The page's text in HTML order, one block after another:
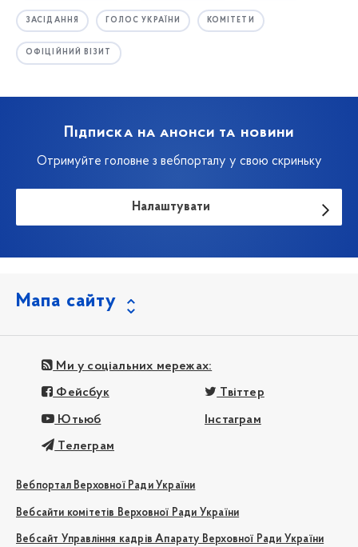
ЗАСІДАННЯ ГОЛОС УКРАЇНИ КОМІТЕТИ
ОФІЦІЙНИЙ ВІЗИТ
Підписка на анонси та новини
Отримуйте головне з вебпорталу у свою скриньку
Налаштувати
Мапа сайту
Ми у соціальних мережах:
Фейсбук Твіттер
Ютьюб Інстаграм
Телеграм
Вебпортал Верховної Ради України
Вебсайти комітетів Верховної Ради України
Вебсайт Управління кадрів Апарату Верховної Ради України